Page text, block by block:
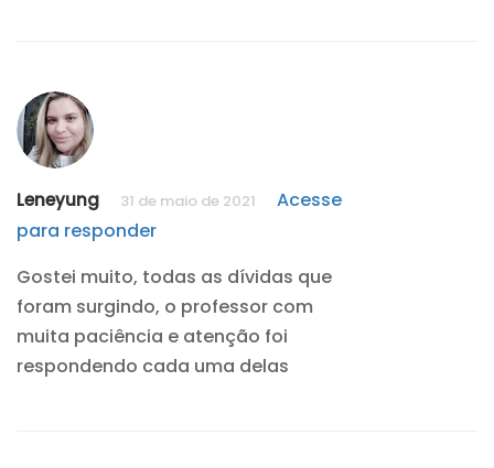
Leneyung 31 de maio de 2021
Acesse
para responder
Gostei muito, todas as dívidas que
foram surgindo, o professor com
muita paciência e atenção foi
respondendo cada uma delas